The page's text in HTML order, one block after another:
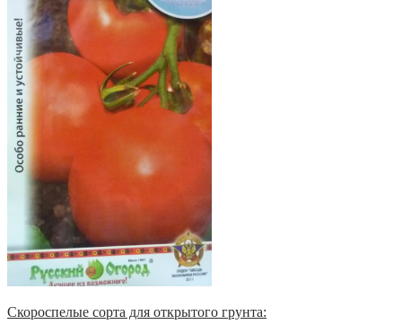
Скороспелые сорта для открытого грунта: